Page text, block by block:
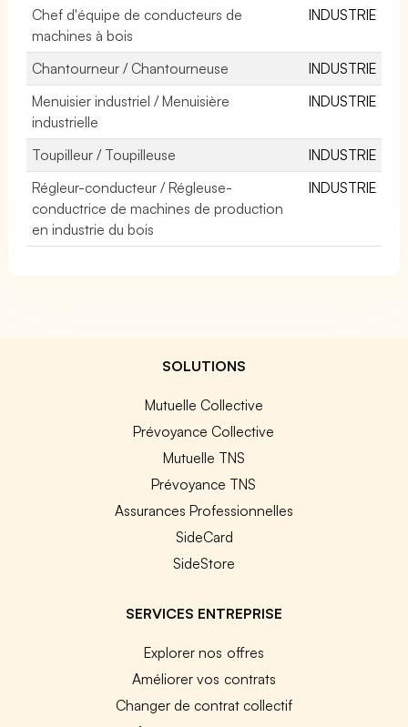
Chef d'équipe de conducteurs de
machines à bois
INDUSTRIE
Chantourneur / Chantourneuse
INDUSTRIE
Menuisier industriel / Menuisière
industrielle
INDUSTRIE
Toupilleur / Toupilleuse
INDUSTRIE
Régleur-conducteur / Régleuse-
conductrice de machines de production
en industrie du bois
INDUSTRIE
SOLUTIONS
Mutuelle Collective
Prévoyance Collective
Mutuelle TNS
Prévoyance TNS
Assurances Professionnelles
SideCard
SideStore
SERVICES ENTREPRISE
Explorer nos offres
Améliorer vos contrats
Changer de contrat collectif